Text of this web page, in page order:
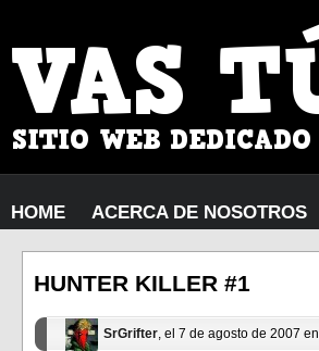
HOME ACERCA DE NOSOTROS
HUNTER KILLER #1
SrGrifter, el 7 de agosto de 2007 en